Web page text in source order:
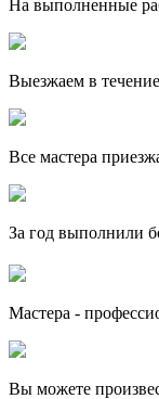
На выполненные
Выезжаем в
Все мастера
За год выполнили
Мастера -
Вы можете